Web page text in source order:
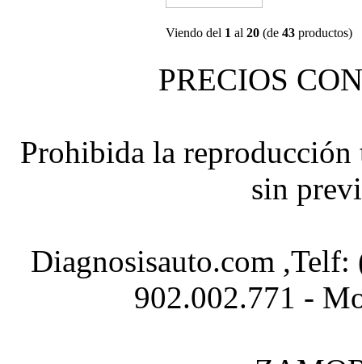
Viendo del 1 al 20 (de 43 productos)
PRECIOS
Prohibida la
sin
Diagnosisauto.com
902.002.771 -